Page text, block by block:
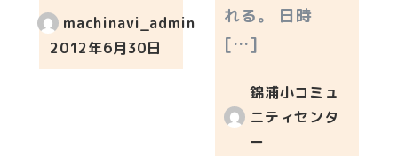
machinavi_admin
投稿日
2012年6月30日
れる。 日時
[…]
錦浦小コミュ
ニティセンタ
ー